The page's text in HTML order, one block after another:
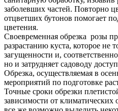
заболевших частей. Повторно
отцветших бутонов помогает
цветения.
Своевременная обрезка розы
разрастанию куста, которое не
загущенности и,
но и затрудняет садоводу
Обрезка, осуществляемая в
мероприятий по подготовке
Точные сроки обрезки
зависимости от климатических